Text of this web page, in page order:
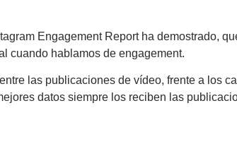
Engagement Report ha demostrado,
cuando hablamos de engagement.
las publicaciones de vídeo, frente a los
datos siempre los reciben las